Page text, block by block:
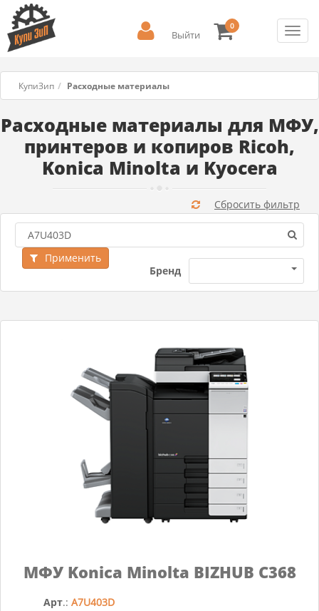
Выйти
0
КупиЗип Расходные материалы
Расходные материалы для МФУ,
принтеров и копиров Ricoh,
Konica Minolta и Kyocera
Бренд
Применить
Сбросить фильтр
МФУ Konica Minolta BIZHUB C368
Арт.: A7U403D